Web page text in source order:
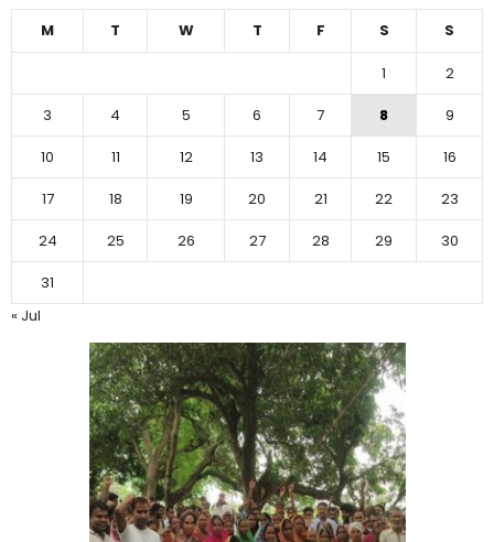
M T W T F S S
1
2
3
4 5 6 7 8
9
10
11 12 13 14 15
16
17
18 19 20 21 22
23
24
25 26 27 28 29
30
31
« Jul